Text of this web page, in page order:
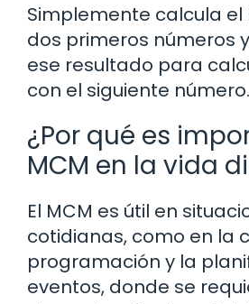
Simplemente calcula el
dos primeros números
ese resultado para
con el siguiente número.
¿Por qué es
MCM en la vida
El MCM es útil en
cotidianas, como en la
programación y la
eventos, donde se